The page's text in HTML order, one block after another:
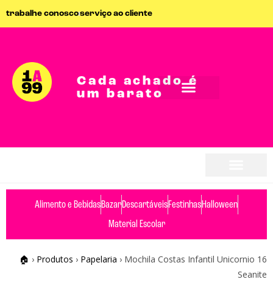
trabalhe conoscoserviço ao cliente
Cada achado é
um barato
Alimento e BebidasBazarDescartáveisFestinhasHalloween
Material Escolar
🏠 › Produtos › Papelaria › Mochila Costas Infantil Unicornio 16
Seanite